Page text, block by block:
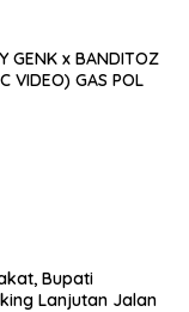
GENK x BANDITOZ
VIDEO) GAS POL
Bupati
Lanjutan Jalan